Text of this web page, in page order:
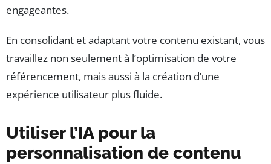
engageantes.
En consolidant et adaptant votre contenu existant, vous
travaillez non seulement à l’optimisation de votre
référencement, mais aussi à la création d’une
expérience utilisateur plus fluide.
Utiliser l’IA pour la
personnalisation de contenu